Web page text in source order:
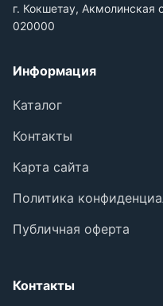
г. Кокшетау, Акмолинская
020000
Информация
Каталог
Контакты
Карта сайта
Политика
Публичная оферта
Контакты